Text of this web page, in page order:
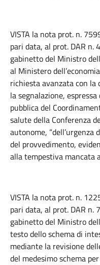
VISTA la nota prot. n.
pari data, al prot. DAR n.
gabinetto del Ministro
al Ministero
richiesta avanzata con la
la segnalazione,
pubblica del
salute della Conferenza
autonome, “dell’urgenza
del provvedimento,
alla tempestiva mancata
VISTA la nota prot. n.
pari data, al prot. DAR n.
gabinetto del Ministro
testo dello schema di
mediante la revisione
del medesimo schema